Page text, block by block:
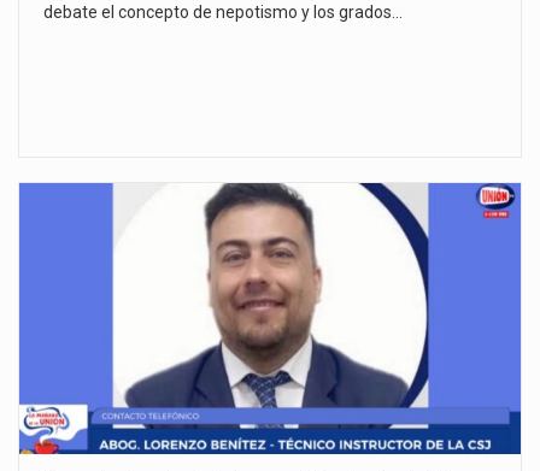
debate el concepto de nepotismo y los grados…